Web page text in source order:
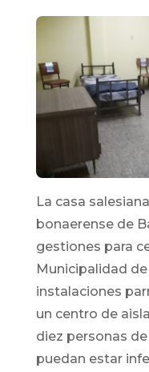
La casa
bonaerense de
gestiones para
Municipalidad
instalaciones
un centro de
diez personas
puedan estar